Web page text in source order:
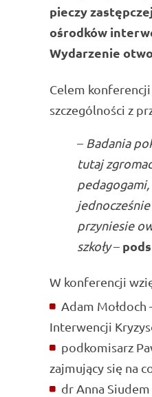
pieczy
ośrodków
Wydarzenie
Celem
szczególności z
– Badania
tutaj
przyniesie
szkoły–
W konferencji
Adam Mołdoch
Interwencji
podkomisarz
zajmujący się na
dr Anna